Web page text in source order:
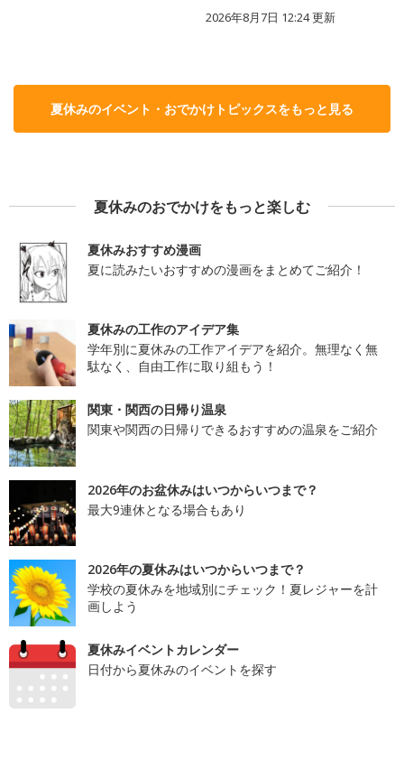
2026年8月7日 12:24更新
夏休みのイベント・おでかけトピックスをもっと見る
夏休みのおでかけをもっと楽しむ
夏休みおすすめ漫画
夏に読みたいおすすめの漫画をまとめてご紹介！
夏休みの工作のアイデア集
学年別に夏休みの工作アイデアを紹介。無理なく無
駄なく、自由工作に取り組もう！
関東・関西の日帰り温泉
関東や関西の日帰りできるおすすめの温泉をご紹介
2026年のお盆休みはいつからいつまで？
最大9連休となる場合もあり
2026年の夏休みはいつからいつまで？
学校の夏休みを地域別にチェック！夏レジャーを計
画しよう
夏休みイベントカレンダー
日付から夏休みのイベントを探す